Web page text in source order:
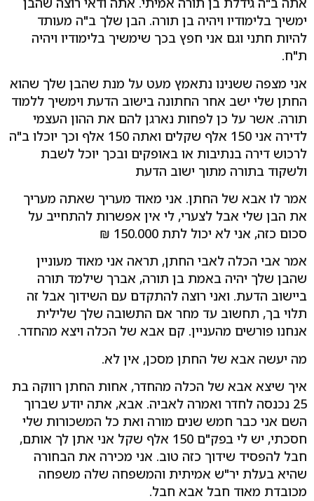
ימשיך בלימודיו ויהיה בן תורה. הבן שלך ב"ה מעותד
להיות חתני וגם אני חפץ בכך שימשיך בלימודיו ויהיה
ת"ח.
אני מצפה ששנינו נתאמץ מעט על מנת שהבן שלך שהוא
החתן שלי ישב אחר החתונה בישוב הדעת וימשיך ללמוד
תורה. אשר על כן לפחות נארגן להם את ההון העצמי
לדירה אני 150 אלף שקלים ואתה 150 אלף וכך יוכלו ב"ה
לרכוש דירה בנתיבות או באופקים ובכך יוכל לשבת
ולשקוד בתורה מתוך ישוב הדעת
אמר לו אבא של החתן. אני מאוד מעריך שאתה מעריך
את הבן שלי אבל לצערי, לי אין אפשרות להתחייב על
סכום כזה, אני לא יכול לתת 150.000 ₪
אמר אבי הכלה לאבי החתן, תראה אני מאוד מעוניין
שהבן שלך יהיה באמת בן תורה, אברך שילמד תורה
ביישוב הדעת. ואני רוצה להתקדם עם השידוך אבל זה
תלוי בך, תחשוב עד מחר אם התשובה שלך שלילית
אנחנו פורשים מהעניין. קם אבא של הכלה ויצא מהחדר.
מה יעשה אבא של החתן מסכן, אין לא.
איך שיצא אבא של הכלה מהחדר, אחות החתן רווקה בת
25 נכנסה לחדר ואמרה לאביה. אבא, אתה יודע שברוך
השם אני כבר חמש שנים מורה ואת כל המשכורות שלי
חסכתי, יש לי בפק"ם 150 אלף שקל אני אתן לך אותם,
חבל להפסיד שידוך כזה טוב. אני מכירה את הבחורה
שהיא בעלת יר"ש אמיתית והמשפחה שלה משפחה
מכובדת מאוד חבל אבא חבל.